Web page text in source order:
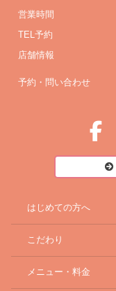
営業時間
TEL予約
店舗情報
予約・問い合わせ
はじめての方へ
こだわり
メニュー・料金